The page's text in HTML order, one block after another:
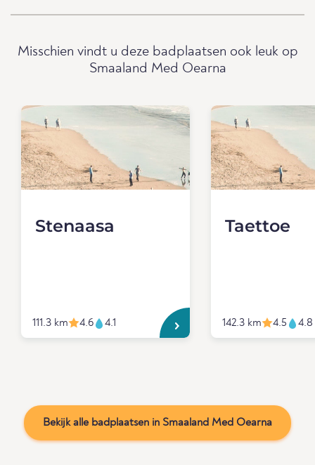
Misschien vindt u deze badplaatsen ook leuk op
Smaaland Med Oearna
Stenaasa
111.3 km 4.6 4.1
Taettoe
142.3 km 4.5 4.8
Bekijk alle badplaatsen in Smaaland Med Oearna